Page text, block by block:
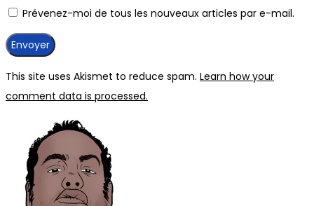
Prévenez-moi de tous les nouveaux articles par e-mail.
This site uses Akismet to reduce spam. Learn how your
comment data is processed.